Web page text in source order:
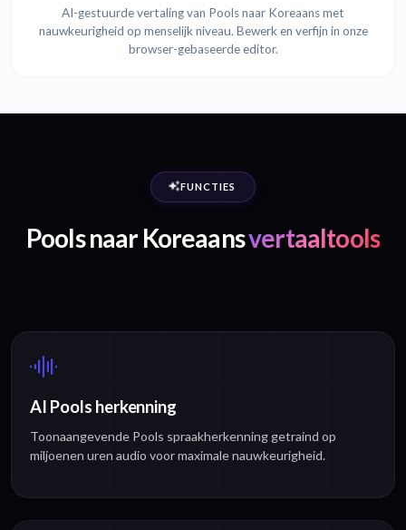
AI-gestuurde vertaling van Pools naar Koreaans met
nauwkeurigheid op menselijk niveau. Bewerk en verfijn in onze
browser-gebaseerde editor.
FUNCTIES
Pools naar Koreaansvertaaltools
AI Pools herkenning
Toonaangevende Pools spraakherkenning getraind op
miljoenen uren audio voor maximale nauwkeurigheid.